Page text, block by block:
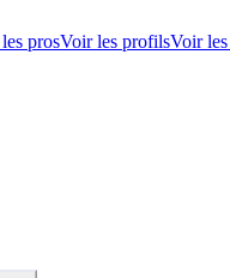
prosVoir les profilsVoir